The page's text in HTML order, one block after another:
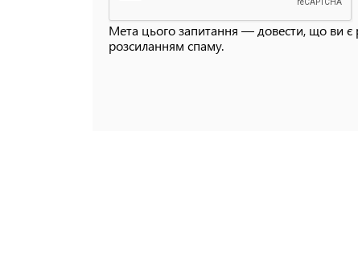
Мета цього запитання — довести, що ви є
розсиланням спаму.